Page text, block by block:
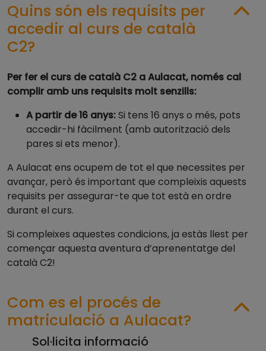
Quins són els requisits per
accedir al curs de català
C2?
Per fer el curs de català C2 a Aulacat, només cal
complir amb uns requisits molt senzills:
A partir de 16 anys:Si tens 16 anys o més, pots
accedir-hi fàcilment (amb autorització dels
pares si ets menor).
A Aulacat ens ocupem de tot el que necessites per
avançar, però és important que compleixis aquests
requisits per assegurar-te que tot està en ordre
durant el curs.
Si compleixes aquestes condicions, ja estàs llest per
començar aquesta aventura d’aprenentatge del
català C2!
Com es el procés de
matriculació a Aulacat?
Sol·licita informació